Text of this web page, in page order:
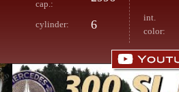
cap.:
cylinder: 6
int.
color: